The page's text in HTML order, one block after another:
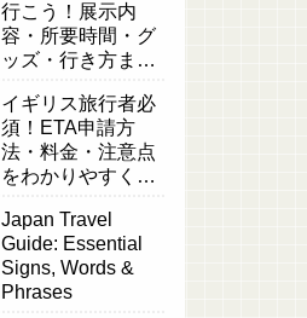
行こう！展示内
容・所要時間・グ
ッズ・行き方まと
イギリス旅行者必
須！ETA申請方
法・料金・注意点
をわかりやすく解
Japan Travel
Guide: Essential
Signs, Words &
Phrases